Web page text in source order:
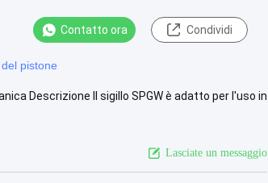
Contatto ora Condividi
pistone
Descrizione Il sigillo SPGW è adatto per l'uso in
Lasciate un messaggio